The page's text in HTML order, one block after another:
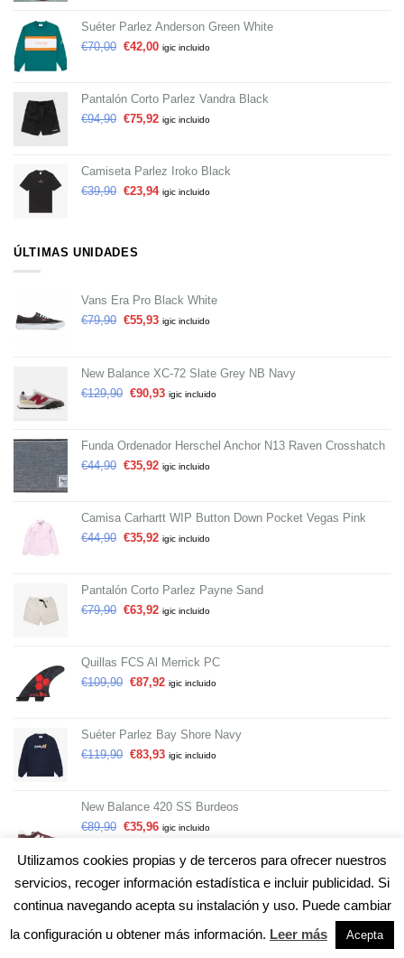
Suéter Parlez Anderson Green White
€70,00 €42,00 igic incluido
Pantalón Corto Parlez Vandra Black
€94,90 €75,92 igic incluido
Camiseta Parlez Iroko Black
€39,90 €23,94 igic incluido
ÚLTIMAS UNIDADES
Vans Era Pro Black White
€79,90 €55,93 igic incluido
New Balance XC-72 Slate Grey NB Navy
€129,90 €90,93 igic incluido
Funda Ordenador Herschel Anchor N13 Raven Crosshatch
€44,90 €35,92 igic incluido
Camisa Carhartt WIP Button Down Pocket Vegas Pink
€44,90 €35,92 igic incluido
Pantalón Corto Parlez Payne Sand
€79,90 €63,92 igic incluido
Quillas FCS Al Merrick PC
€109,90 €87,92 igic incluido
Suéter Parlez Bay Shore Navy
€119,90 €83,93 igic incluido
New Balance 420 SS Burdeos
€89,90 €35,96 igic incluido
Copyright 2026 ©Flatsome Theme
Utilizamos cookies propias y de terceros para ofrecer nuestros
servicios, recoger información estadística e incluir publicidad. Si
continua navegando acepta su instalación y uso. Puede cambiar
la configuración u obtener más información. Leer más Acepta